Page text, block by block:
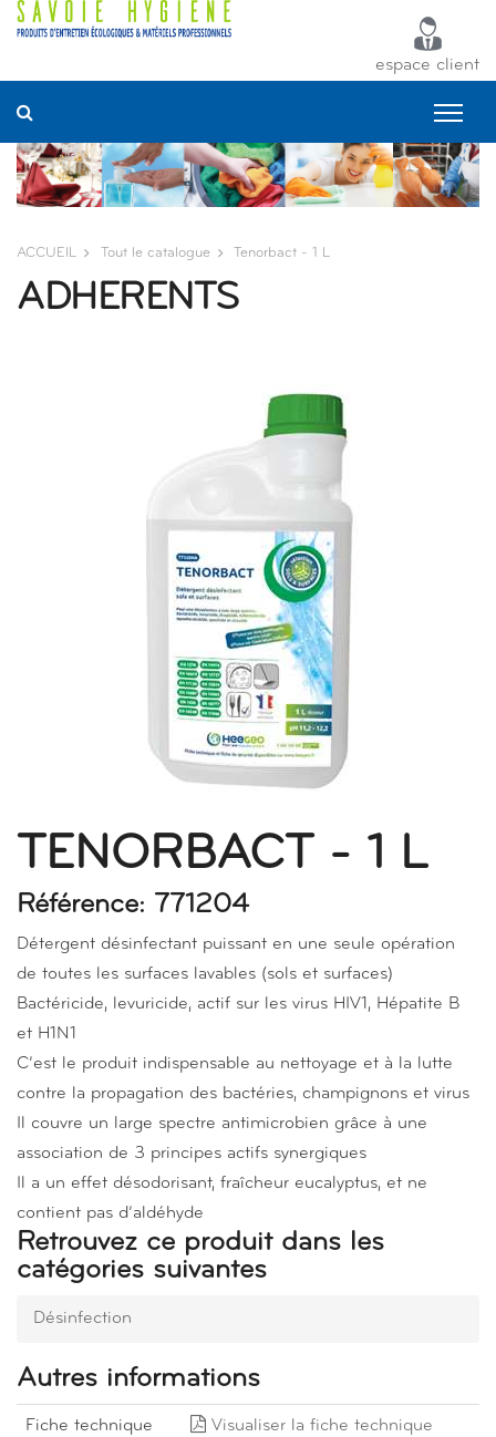
espace client
ACCUEIL Tout le catalogue Tenorbact - 1 L
ADHERENTS
TENORBACT - 1 L
Référence: 771204
Détergent désinfectant puissant en une seule opération
de toutes les surfaces lavables (sols et surfaces)
Bactéricide, levuricide, actif sur les virus HIV1, Hépatite B
et H1N1
C’est le produit indispensable au nettoyage et à la lutte
contre la propagation des bactéries, champignons et virus
Il couvre un large spectre antimicrobien grâce à une
association de 3 principes actifs synergiques
Il a un effet désodorisant, fraîcheur eucalyptus, et ne
contient pas d’aldéhyde
Retrouvez ce produit dans les
catégories suivantes
Désinfection
Autres informations
Fiche technique Visualiser la fiche technique
Panneau de gestion des cookies